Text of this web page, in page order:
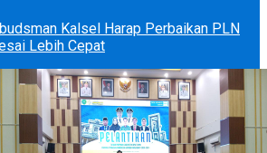
Kalsel Harap Perbaikan PLN
Lebih Cepat